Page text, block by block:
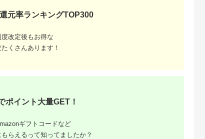
こ
元率ランキングTOP300
改定後もお得な
くさんあります！
ポイント大量GET！
ギフトコードなど
らえるって知ってましたか？